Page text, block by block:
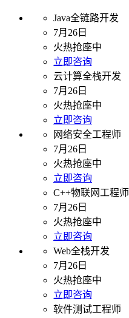
Java全链路开发
7月26日
火热抢座中
立即咨询
云计算全栈开发
7月26日
火热抢座中
立即咨询
网络安全工程师
7月26日
火热抢座中
立即咨询
C++物联网工程师
7月26日
火热抢座中
立即咨询
Web全栈开发
7月26日
火热抢座中
立即咨询
软件测试工程师